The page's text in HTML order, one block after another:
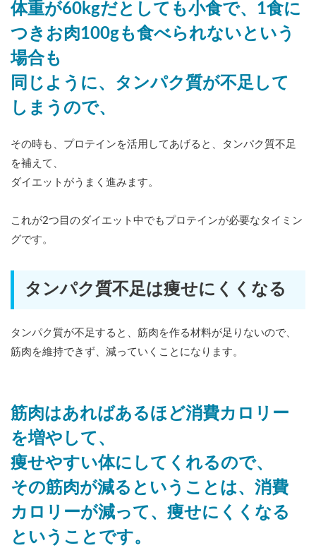
体重が60kgだとしても小食で、1食に
つきお肉100gも食べられないという
場合も
同じように、タンパク質が不足して
しまうので、
その時も、プロテインを活用してあげると、タンパク質不足
を補えて、
ダイエットがうまく進みます。
これが2つ目のダイエット中でもプロテインが必要なタイミン
グです。
タンパク質不足は痩せにくくなる
タンパク質が不足すると、筋肉を作る材料が足りないので、
筋肉を維持できず、減っていくことになります。
筋肉はあればあるほど消費カロリー
を増やして、
痩せやすい体にしてくれるので、
その筋肉が減るということは、消費
カロリーが減って、痩せにくくなる
ということです。